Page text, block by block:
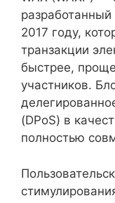
2017 году,
транзакции
быстрее,
участников.
(DPoS) в
полностью